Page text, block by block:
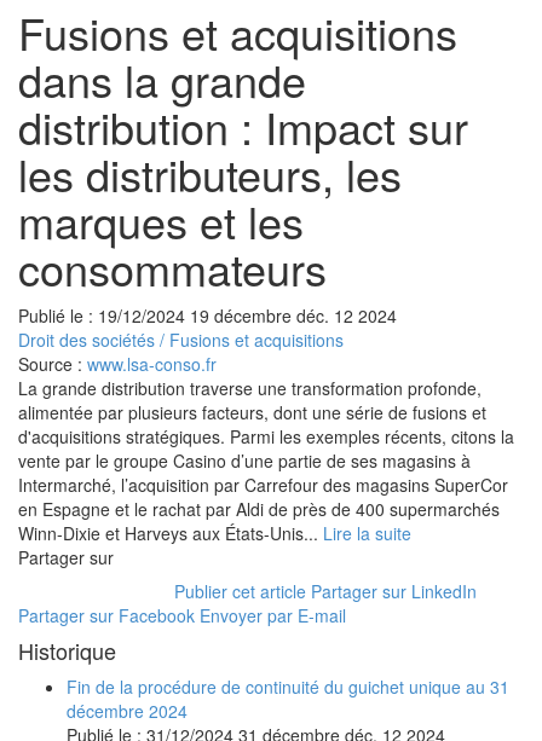
Fusions et acquisitions
dans la grande
distribution : Impact sur
les distributeurs, les
marques et les
consommateurs
Publié le : 19/12/2024 19 décembre déc. 12 2024
Droit des sociétés / Fusions et acquisitions
Source : www.lsa-conso.fr
La grande distribution traverse une transformation profonde,
alimentée par plusieurs facteurs, dont une série de fusions et
d'acquisitions stratégiques. Parmi les exemples récents, citons la
vente par le groupe Casino d’une partie de ses magasins à
Intermarché, l’acquisition par Carrefour des magasins SuperCor
en Espagne et le rachat par Aldi de près de 400 supermarchés
Winn-Dixie et Harveys aux États-Unis... Lire la suite
Partager sur
Publier cet article Partager sur LinkedIn
Partager sur Facebook Envoyer par E-mail
Historique
Fin de la procédure de continuité du guichet unique au 31
décembre 2024
Publié le : 31/12/2024 31 décembre déc. 12 2024